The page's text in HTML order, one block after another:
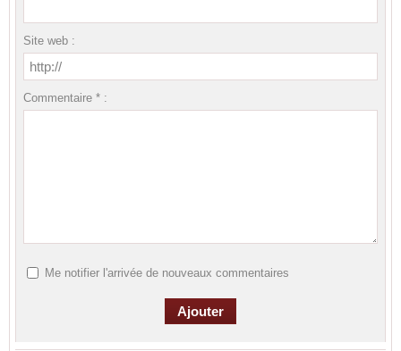
Site web :
Commentaire * :
Me notifier l'arrivée de nouveaux commentaires